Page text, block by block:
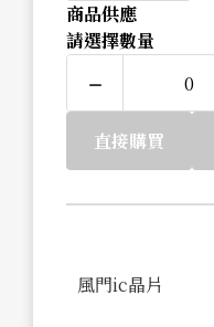
商品供應
請選擇數量
直接購買
風門ic晶片